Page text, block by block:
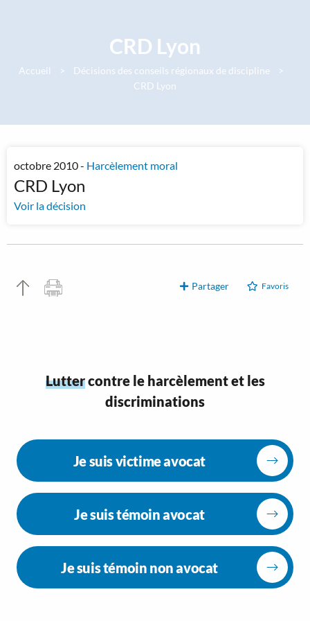
CRD Lyon
Accueil
Décisions des conseils régionaux de discipline
CRD Lyon
octobre 2010 - Harcèlement moral
CRD Lyon
Voir la décision
Partager Favoris
Luttercontre le harcèlement et les
discriminations
Je suis victime avocat
Je suis témoin avocat
Je suis témoin non avocat